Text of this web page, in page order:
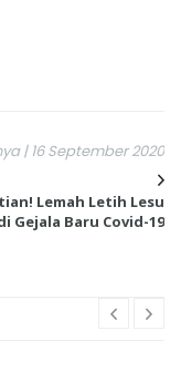
| 16 September 2020
Lemah Letih Lesu
Gejala Baru Covid-19